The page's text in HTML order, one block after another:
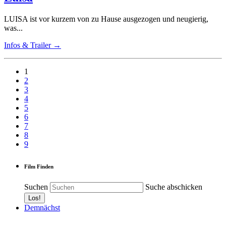
LUISA ist vor kurzem von zu Hause ausgezogen und neugierig,
was...
Infos & Trailer →
1
2
3
4
5
6
7
8
9
Film Finden
Suchen Suche abschicken
Demnächst